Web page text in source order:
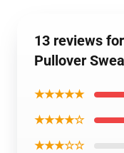
13 reviews
Pullover
★★★★★
★★★★☆
★★★☆☆